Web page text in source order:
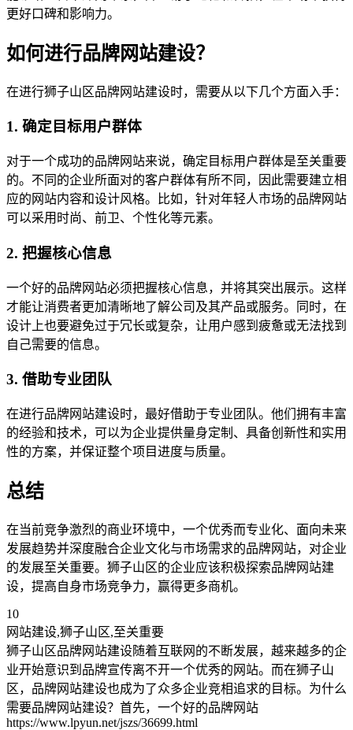
更好口碑和影响力。
如何进行品牌网站建设？
在进行狮子山区品牌网站建设时，需要从以下几个方面入手：
1. 确定目标用户群体
对于一个成功的品牌网站来说，确定目标用户群体是至关重要
的。不同的企业所面对的客户群体有所不同，因此需要建立相
应的网站内容和设计风格。比如，针对年轻人市场的品牌网站
可以采用时尚、前卫、个性化等元素。
2. 把握核心信息
一个好的品牌网站必须把握核心信息，并将其突出展示。这样
才能让消费者更加清晰地了解公司及其产品或服务。同时，在
设计上也要避免过于冗长或复杂，让用户感到疲惫或无法找到
自己需要的信息。
3. 借助专业团队
在进行品牌网站建设时，最好借助于专业团队。他们拥有丰富
的经验和技术，可以为企业提供量身定制、具备创新性和实用
性的方案，并保证整个项目进度与质量。
总结
在当前竞争激烈的商业环境中，一个优秀而专业化、面向未来
发展趋势并深度融合企业文化与市场需求的品牌网站，对企业
的发展至关重要。狮子山区的企业应该积极探索品牌网站建
设，提高自身市场竞争力，赢得更多商机。
10
网站建设,狮子山区,至关重要
狮子山区品牌网站建设随着互联网的不断发展，越来越多的企
业开始意识到品牌宣传离不开一个优秀的网站。而在狮子山
区，品牌网站建设也成为了众多企业竞相追求的目标。为什么
需要品牌网站建设？首先，一个好的品牌网站
https://www.lpyun.net/jszs/36699.html